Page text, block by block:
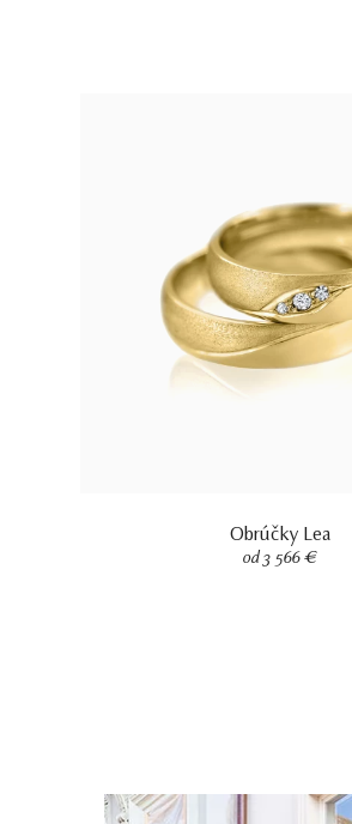
Obrúčky Lea
od 3 566 €